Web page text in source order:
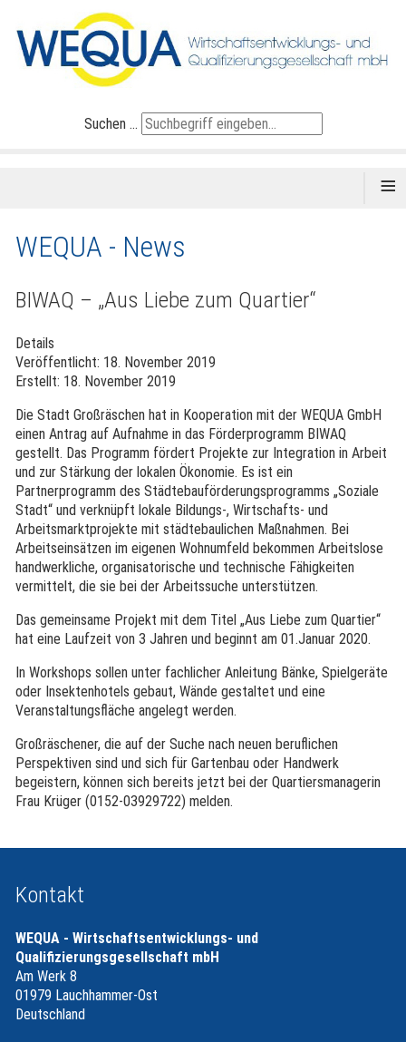
Suchen ...
≡
WEQUA - News
BIWAQ – „Aus Liebe zum Quartier“
Details
Veröffentlicht: 18. November 2019
Erstellt: 18. November 2019
Die Stadt Großräschen hat in Kooperation mit der WEQUA GmbH
einen Antrag auf Aufnahme in das Förderprogramm BIWAQ
gestellt. Das Programm fördert Projekte zur Integration in Arbeit
und zur Stärkung der lokalen Ökonomie. Es ist ein
Partnerprogramm des Städtebauförderungsprogramms „Soziale
Stadt“ und verknüpft lokale Bildungs-, Wirtschafts- und
Arbeitsmarktprojekte mit städtebaulichen Maßnahmen. Bei
Arbeitseinsätzen im eigenen Wohnumfeld bekommen Arbeitslose
handwerkliche, organisatorische und technische Fähigkeiten
vermittelt, die sie bei der Arbeitssuche unterstützen.
Das gemeinsame Projekt mit dem Titel „Aus Liebe zum Quartier“
hat eine Laufzeit von 3 Jahren und beginnt am 01.Januar 2020.
In Workshops sollen unter fachlicher Anleitung Bänke, Spielgeräte
oder Insektenhotels gebaut, Wände gestaltet und eine
Veranstaltungsfläche angelegt werden.
Großräschener, die auf der Suche nach neuen beruflichen
Perspektiven sind und sich für Gartenbau oder Handwerk
begeistern, können sich bereits jetzt bei der Quartiersmanagerin
Frau Krüger (0152-03929722) melden.
Kontakt
WEQUA - Wirtschaftsentwicklungs- und
Qualifizierungsgesellschaft mbH
Am Werk 8
01979 Lauchhammer-Ost
Deutschland